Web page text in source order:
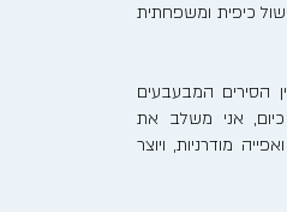
בישול כיפית ומשפחתית
הסירים המבעבעים
אני משלב את
מודרניות, ויוצר